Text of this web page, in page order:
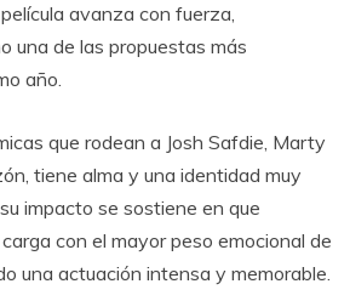
avanza con fuerza,
una de las propuestas más
año.
que rodean a Josh Safdie, Marty
tiene alma y una identidad muy
impacto se sostiene en que
con el mayor peso emocional de
una actuación intensa y memorable.